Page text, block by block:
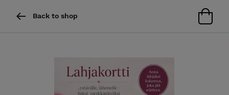
Back to shop